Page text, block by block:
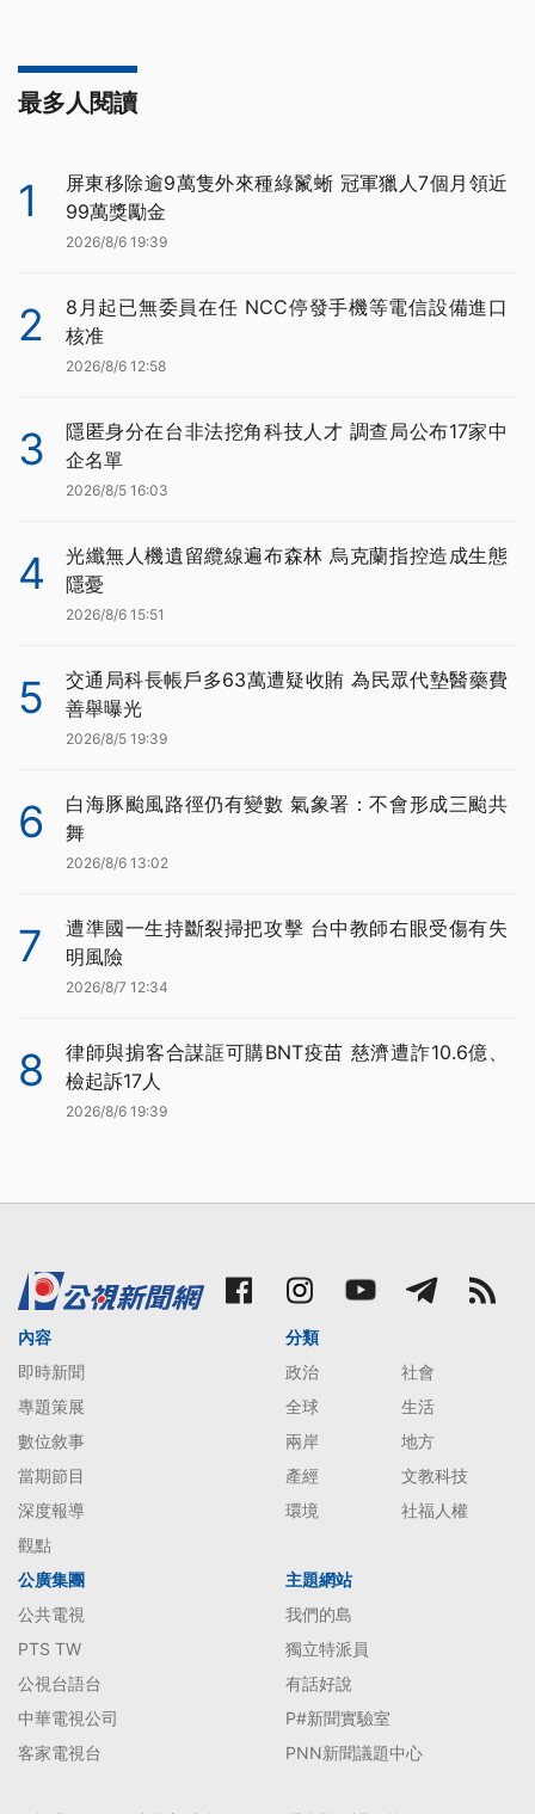
最多人閱讀
1
屏東移除逾9萬隻外來種綠鬣蜥 冠軍獵人7個月領近
99萬獎勵金
2026/8/6 19:39
2
8月起已無委員在任 NCC停發手機等電信設備進口
核准
2026/8/6 12:58
3
隱匿身分在台非法挖角科技人才 調查局公布17家中
企名單
2026/8/5 16:03
4
光纖無人機遺留纜線遍布森林 烏克蘭指控造成生態
隱憂
2026/8/6 15:51
5
交通局科長帳戶多63萬遭疑收賄 為民眾代墊醫藥費
善舉曝光
2026/8/5 19:39
6
白海豚颱風路徑仍有變數 氣象署：不會形成三颱共
舞
2026/8/6 13:02
7
遭準國一生持斷裂掃把攻擊 台中教師右眼受傷有失
明風險
2026/8/7 12:34
8
律師與掮客合謀誆可購BNT疫苗 慈濟遭詐10.6億、
檢起訴17人
2026/8/6 19:39
內容
即時新聞
專題策展
數位敘事
當期節目
深度報導
觀點
分類
政治
社會
全球
生活
兩岸
地方
產經
文教科技
環境
社福人權
公廣集團
公共電視
PTS TW
公視台語台
中華電視公司
客家電視台
主題網站
我們的島
獨立特派員
有話好說
P#新聞實驗室
PNN新聞議題中心